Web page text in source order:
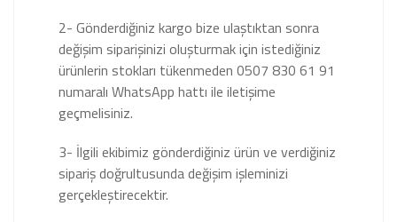
2- Gönderdiğiniz kargo bize ulaştıktan sonra
değişim siparişinizi oluşturmak için istediğiniz
ürünlerin stokları tükenmeden 0507 830 61 91
numaralı WhatsApp hattı ile iletişime
geçmelisiniz.
3- İlgili ekibimiz gönderdiğiniz ürün ve verdiğiniz
sipariş doğrultusunda değişim işleminizi
gerçekleştirecektir.